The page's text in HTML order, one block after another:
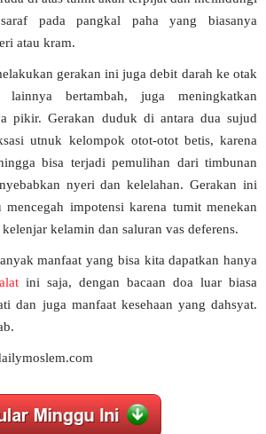
pada pangkal paha yang biasanya
atau kram.
gerakan ini juga debit darah ke otak
bertambah, juga meningkatkan
pikir. Gerakan duduk di antara dua sujud
utnuk kelompok otot-otot betis, karena
bisa terjadi pemulihan dari timbunan
nyeri dan kelelahan. Gerakan ini
mencegah impotensi karena tumit menekan
kelamin dan saluran vas deferens.
manfaat yang bisa kita dapatkan hanya
ini saja, dengan bacaan doa luar biasa
dan juga manfaat kesehaan yang dahsyat.